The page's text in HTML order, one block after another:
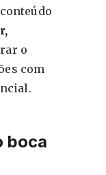
o
com
boca